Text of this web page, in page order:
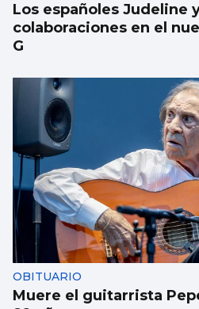
Los españoles Judeline
colaboraciones en el
G
OBITUARIO
Muere el guitarrista